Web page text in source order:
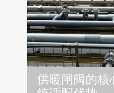
供暖闸阀的核